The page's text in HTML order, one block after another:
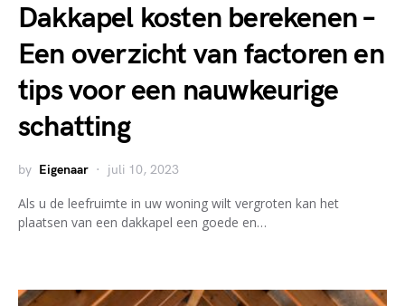
Dakkapel kosten berekenen –
Een overzicht van factoren en
tips voor een nauwkeurige
schatting
by Eigenaar juli 10, 2023
Als u de leefruimte in uw woning wilt vergroten kan het
plaatsen van een dakkapel een goede en…